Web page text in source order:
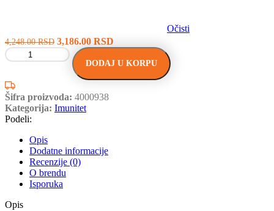
Očisti
4,248.00RSD 3,186.00 RSD
DODAJ U KORPU
Šifra proizvoda: 4000938
Kategorija: Imunitet
Podeli:
Opis
Dodatne informacije
Recenzije (0)
O brendu
Isporuka
Opis